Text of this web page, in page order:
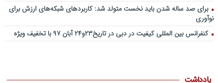
برای صد ساله شدن باید نخست متولد شد: کاربردهای شبکه‌های ارزش برای
نوآوری
کنفرانس بین المللی کیفیت در دبی در تاریخ۲۳و۲۴ آبان ۹۷ با تخفیف ویژه
یادداشت